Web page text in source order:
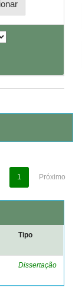
1 Próximo
Tipo
Dissertação